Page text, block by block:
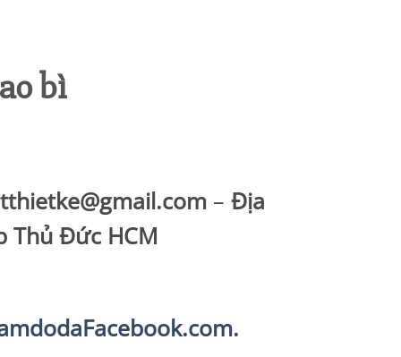
bì
– Địa
Thủ Đức HCM
.